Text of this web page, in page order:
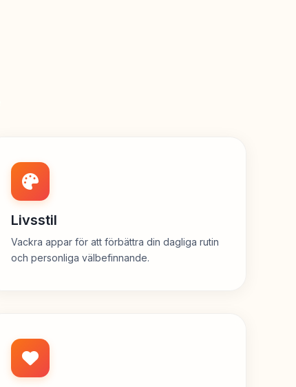
Livsstil
Vackra appar för att förbättra din dagliga rutin
och personliga välbefinnande.